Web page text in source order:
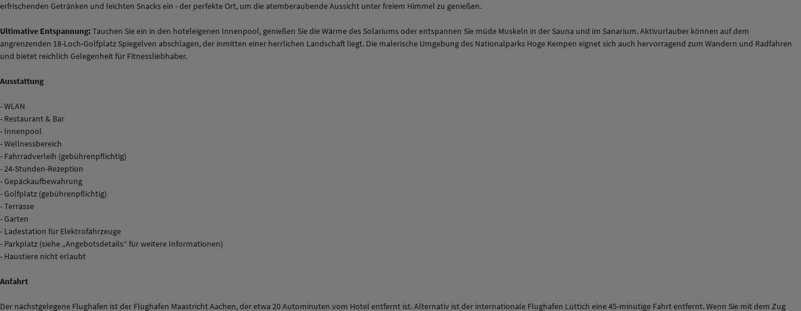
erfrischenden Getränken und leichten Snacks ein - der perfekte Ort, um die atemberaubende Aussicht unter freiem Himmel zu genießen.
Ultimative Entspannung:Tauchen Sie ein in den hoteleigenen Innenpool, genießen Sie die Wärme des Solariums oder entspannen Sie müde Muskeln in der Sauna und im Sanarium. Aktivurlauber können auf dem
angrenzenden 18-Loch-Golfplatz Spiegelven abschlagen, der inmitten einer herrlichen Landschaft liegt. Die malerische Umgebung des Nationalparks Hoge Kempen eignet sich auch hervorragend zum Wandern und Radfahren
und bietet reichlich Gelegenheit für Fitnessliebhaber.
Ausstattung
- WLAN
- Restaurant & Bar
- Innenpool
- Wellnessbereich
- Fahrradverleih (gebührenpflichtig)
- 24-Stunden-Rezeption
- Gepäckaufbewahrung
- Golfplatz (gebührenpflichtig)
- Terrasse
- Garten
- Ladestation für Elektrofahrzeuge
- Parkplatz (siehe „Angebotsdetails“ für weitere Informationen)
- Haustiere nicht erlaubt
Anfahrt
Der nächstgelegene Flughafen ist der Flughafen Maastricht Aachen, der etwa 20 Autominuten vom Hotel entfernt ist. Alternativ ist der internationale Flughafen Lüttich eine 45-minütige Fahrt entfernt. Wenn Sie mit dem Zug